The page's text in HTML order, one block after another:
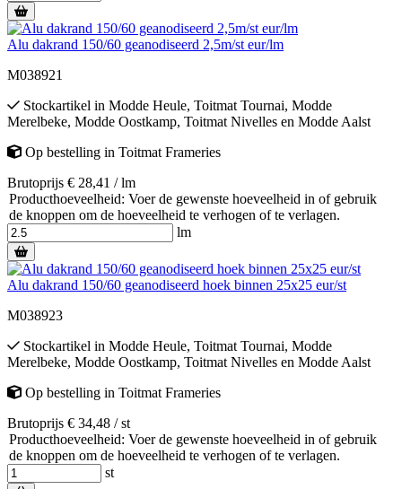
Alu dakrand 150/60 geanodiseerd 2,5m/st eur/lm
M038921
Stockartikel in Modde Heule, Toitmat Tournai, Modde
Merelbeke, Modde Oostkamp, Toitmat Nivelles en Modde Aalst
Op bestelling in Toitmat Frameries
Brutoprijs € 28,41 / lm
Producthoeveelheid: Voer de gewenste hoeveelheid in of gebruik
de knoppen om de hoeveelheid te verhogen of te verlagen.
lm
Alu dakrand 150/60 geanodiseerd hoek binnen 25x25 eur/st
M038923
Stockartikel in Modde Heule, Toitmat Tournai, Modde
Merelbeke, Modde Oostkamp, Toitmat Nivelles en Modde Aalst
Op bestelling in Toitmat Frameries
Brutoprijs € 34,48 / st
Producthoeveelheid: Voer de gewenste hoeveelheid in of gebruik
de knoppen om de hoeveelheid te verhogen of te verlagen.
st